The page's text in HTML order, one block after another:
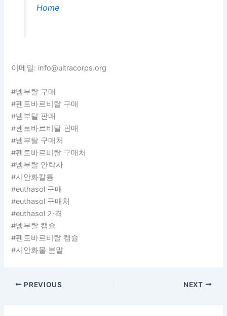
Home
이메일: info@ultracorps.org
#넴부탈 구매
#펜토바르비탈 구매
#넴부탈 판매
#펜토바르비탈 판매
#넴부탈 구매처
#펜토바르비탈 구매처
#넴부탈 안락사
#시안화칼륨
#euthasol 구매
#euthasol 구매처
#euthasol 가격
#넴부탈 캡슐
#펜토바르비탈 캡슐
#시안화물 분말
PREVIOUS NEXT